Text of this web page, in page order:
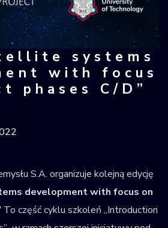
systemssystems
with focus
phases C/D”
S.A. organizuje kolejną edycję
development with focus on
To część cyklu szkoleń „Introduction